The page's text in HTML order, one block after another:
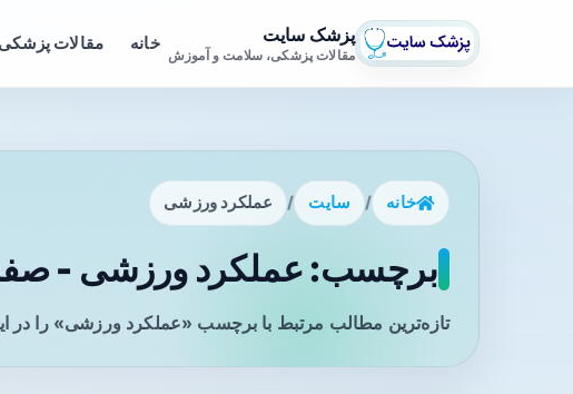
پزشک سایت
مقالات پزشکی، سلامت و آموزش
خانه مقالات پزشکی
خانه / سایت / عملکرد ورزشی
برچسب: عملکرد ورزشی -
تازه‌ترین مطالب مرتبط با برچسب «عملکرد ورزشی» را در